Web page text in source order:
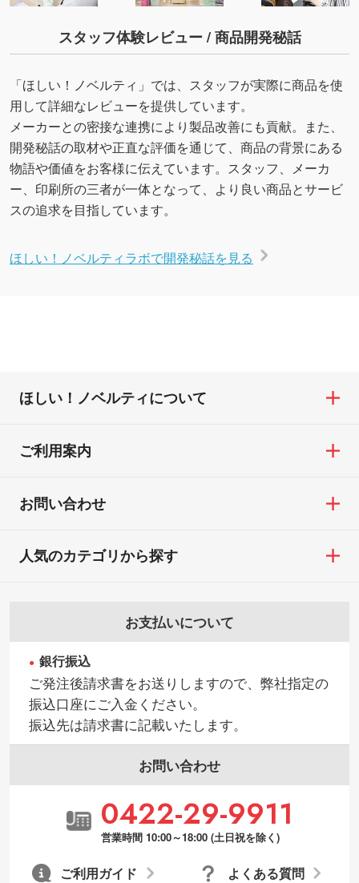
スタッフ体験レビュー / 商品開発秘話
「ほしい！ノベルティ」では、スタッフが実際に商品を使
用して詳細なレビューを提供しています。
メーカーとの密接な連携により製品改善にも貢献。また、
開発秘話の取材や正直な評価を通じて、商品の背景にある
物語や価値をお客様に伝えています。スタッフ、メーカ
ー、印刷所の三者が一体となって、より良い商品とサービ
スの追求を目指しています。
ほしい！ノベルティラボで開発秘話を見る
ほしい！ノベルティについて
ご利用案内
お問い合わせ
お支払いについて
銀行振込
ご発注後請求書をお送りしますので、弊社指定の
振込口座にご入金ください。
振込先は請求書に記載いたします。
お問い合わせ
0422-29-9911
営業時間 10:00～18:00 (土日祝を除く)
よくある質問
ご利用ガイド
人気のカテゴリから探す